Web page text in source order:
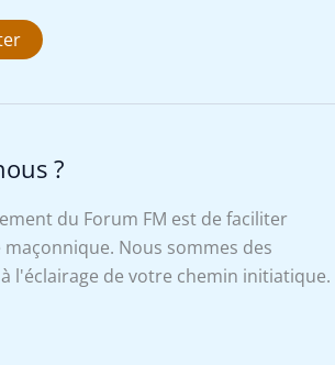
?
du Forum FM est de faciliter
maçonnique. Nous sommes des
l'éclairage de votre chemin initiatique.